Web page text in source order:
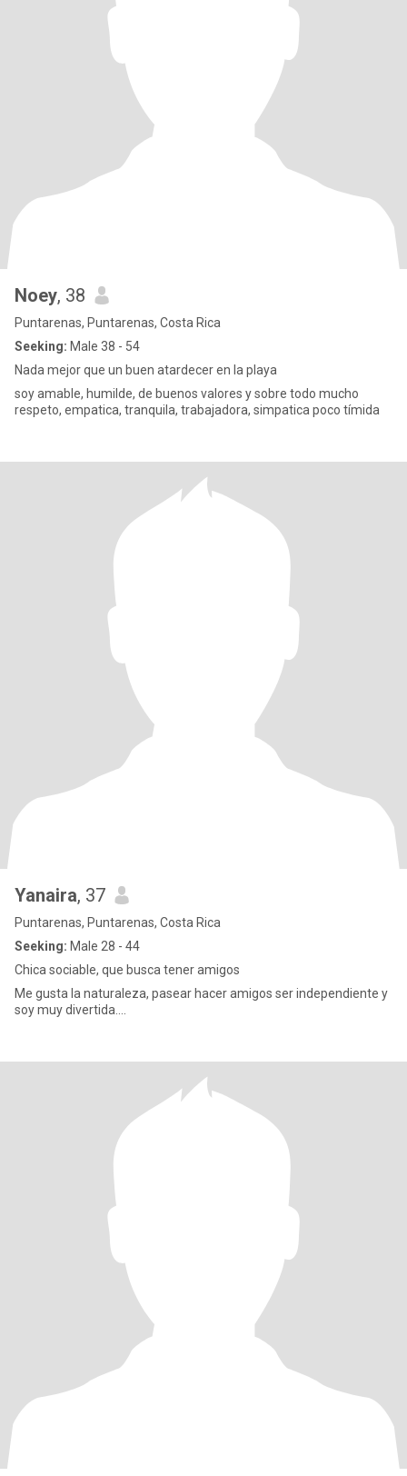
Noey, 38
Puntarenas, Puntarenas, Costa Rica
Seeking: Male 38 - 54
Nada mejor que un buen atardecer en la playa
soy amable, humilde, de buenos valores y sobre todo mucho
respeto, empatica, tranquila, trabajadora, simpatica poco tímida
Yanaira, 37
Puntarenas, Puntarenas, Costa Rica
Seeking: Male 28 - 44
Chica sociable, que busca tener amigos
Me gusta la naturaleza, pasear hacer amigos ser independiente y
soy muy divertida....